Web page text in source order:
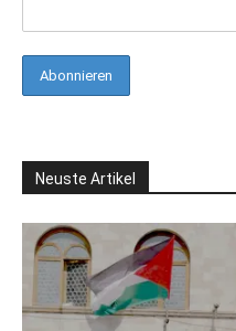
Neuste Artikel